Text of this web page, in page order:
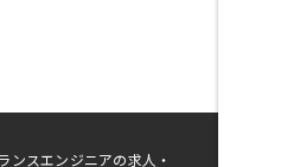
ンスエンジニアの求人・